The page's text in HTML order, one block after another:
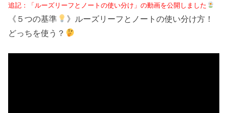
追記：「ルーズリーフとノートの使い分け」の動画を公開しました
《５つの基準
》ルーズリーフとノートの使い分け方！
どっちを使う？